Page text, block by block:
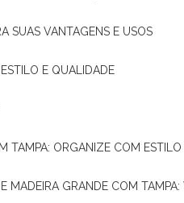
SUAS VANTAGENS E USOS
E QUALIDADE
TAMPA: ORGANIZE COM
MADEIRA GRANDE COM